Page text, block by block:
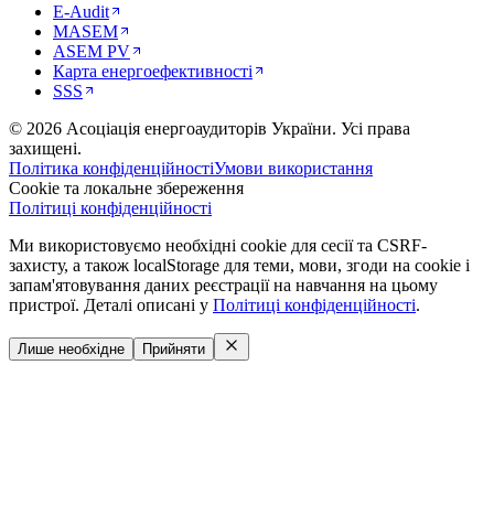
E-Audit
MASEM
ASEM PV
Карта енергоефективності
SSS
© 2026 Асоціація енергоаудиторів України. Усі права
захищені.
Політика конфіденційностіУмови використання
Cookie та локальне збереження
Політиці конфіденційності
Ми використовуємо необхідні cookie для сесії та CSRF-
захисту, а також localStorage для теми, мови, згоди на cookie і
запам'ятовування даних реєстрації на навчання на цьому
пристрої. Деталі описані у Політиці конфіденційності.
Лише необхідне Прийняти